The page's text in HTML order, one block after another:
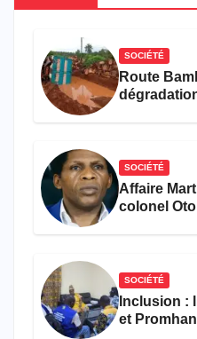
SOCIÉTÉ
Route
SOCIÉTÉ
Affaire
colonel
SOCIÉTÉ
Inclusion :
et